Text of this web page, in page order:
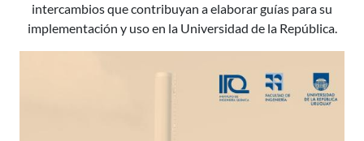
intercambios que contribuyan a elaborar guías para su
implementación y uso en la Universidad de la República.